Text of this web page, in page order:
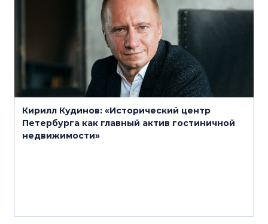
Кирилл Кудинов: «Исторический центр
Петербурга как главный актив гостиничной
недвижимости»